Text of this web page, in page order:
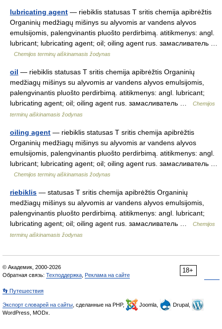
lubricating agent — riebiklis statusas T sritis chemija apibrėžtis
Organinių medžiagų mišinys su alyvomis ar vandens alyvos
emulsijomis, palengvinantis pluošto perdirbimą. atitikmenys: angl.
lubricant; lubricating agent; oil; oiling agent rus. замасливатель …
Chemijos terminų aiškinamasis žodynas
oil — riebiklis statusas T sritis chemija apibrėžtis Organinių
medžiagų mišinys su alyvomis ar vandens alyvos emulsijomis,
palengvinantis pluošto perdirbimą. atitikmenys: angl. lubricant;
lubricating agent; oil; oiling agent rus. замасливатель …
Chemijos
terminų aiškinamasis žodynas
oiling agent — riebiklis statusas T sritis chemija apibrėžtis
Organinių medžiagų mišinys su alyvomis ar vandens alyvos
emulsijomis, palengvinantis pluošto perdirbimą. atitikmenys: angl.
lubricant; lubricating agent; oil; oiling agent rus. замасливатель …
Chemijos terminų aiškinamasis žodynas
riebiklis — statusas T sritis chemija apibrėžtis Organinių
medžiagų mišinys su alyvomis ar vandens alyvos emulsijomis,
palengvinantis pluošto perdirbimą. atitikmenys: angl. lubricant;
lubricating agent; oil; oiling agent rus. замасливатель …
Chemijos
terminų aiškinamasis žodynas
18+
© Академик, 2000-2026
Обратная связь: Техподдержка Реклама на сайте
👣 Путешествия
Экспорт словарей на сайты , сделанные на PHP, Joomla,
Drupal,
WordPress, MODx.